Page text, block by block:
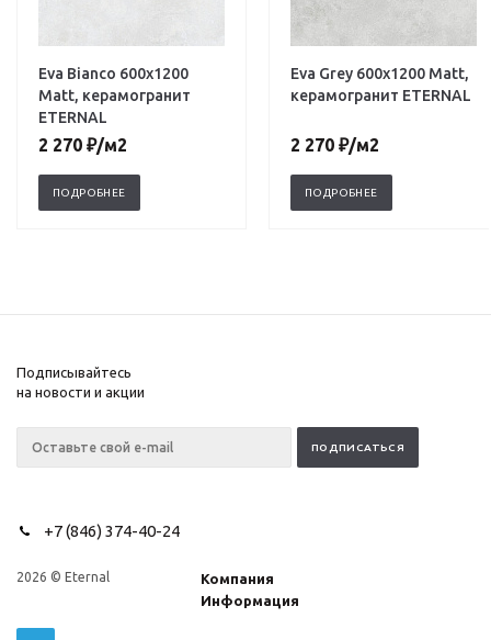
Eva Bianco 600х1200
Matt, керамогранит
ETERNAL
2 270 ₽/м2
ПОДРОБНЕЕ
Eva Grey 600х1200 Matt,
керамогранит ETERNAL
2 270 ₽/м2
ПОДРОБНЕЕ
Подписывайтесь
на новости и акции
+7 (846) 374-40-24
2026 © Eternal
Компания
Информация